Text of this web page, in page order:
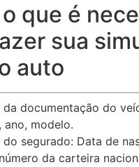
que é
sua
auto
da documentação do
ano, modelo.
do segurado: Data de
da carteira